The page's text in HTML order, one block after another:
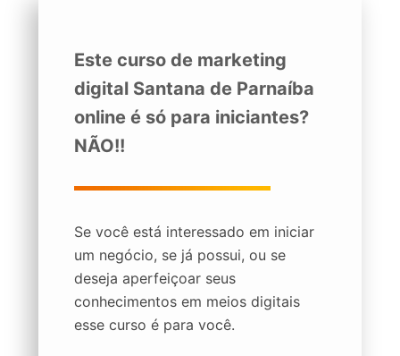
Este curso de marketing
digital Santana de Parnaíba
online é só para iniciantes?
NÃO!!
Se você está interessado em iniciar
um negócio, se já possui, ou se
deseja aperfeiçoar seus
conhecimentos em meios digitais
esse curso é para você.